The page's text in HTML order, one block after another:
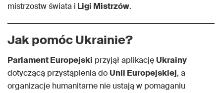
mistrzostw świata i Ligi Mistrzów.
Jak pomóc Ukrainie?
Parlament Europejski przyjął aplikacjęUkrainy
dotyczącą przystąpienia doUnii Europejskiej, a
organizacje humanitarne nie ustają w pomaganiu